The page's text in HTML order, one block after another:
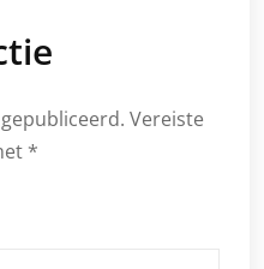
Vereiste
*